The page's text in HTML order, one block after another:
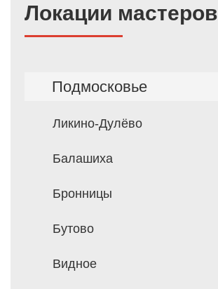
Локации мастеров
Подмосковье
Ликино-Дулёво
Балашиха
Бронницы
Бутово
Видное